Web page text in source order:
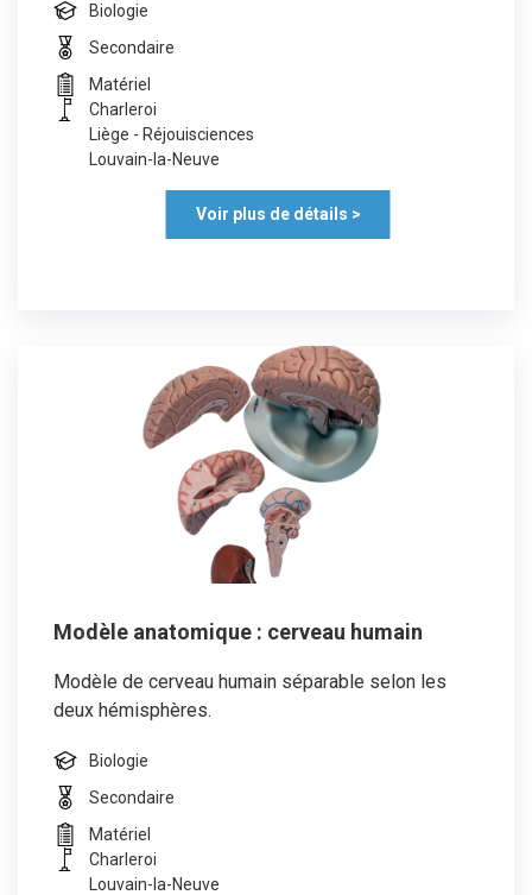
Biologie
Secondaire
Matériel
Charleroi
Liège - Réjouisciences
Louvain-la-Neuve
Voir plus de détails >
Modèle anatomique : cerveau humain
Modèle de cerveau humain séparable selon les
deux hémisphères.
Biologie
Secondaire
Matériel
Charleroi
Louvain-la-Neuve